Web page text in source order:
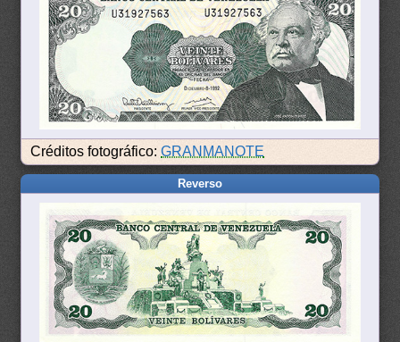
Créditos fotográfico:GRANMANOTE
Reverso